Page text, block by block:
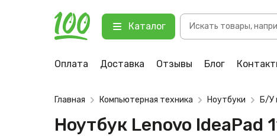
Каталог
Поиск
товаров
Оплата Доставка Отзывы Блог
Ноутбук Lenovo IdeaPad 110-17ACL
123 В наличии
Главная Компьютерная техника Ноутбуки Б/У
Ноутбук Lenovo IdeaPad